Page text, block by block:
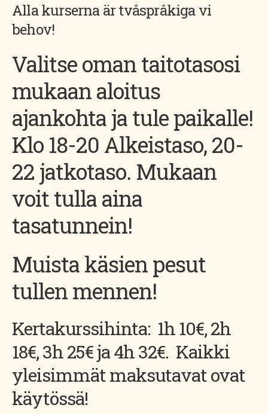
Alla kurserna är tvåspråkiga vi
behov!
Valitse oman taitotasosi
mukaan aloitus
ajankohta ja tule paikalle!
Klo 18-20 Alkeistaso, 20-
22 jatkotaso. Mukaan
voit tulla aina
tasatunnein!
Muista käsien pesut
tullen mennen!
Kertakurssihinta: 1h 10€, 2h
18€, 3h 25€ ja 4h 32€. Kaikki
yleisimmät maksutavat ovat
käytössä!